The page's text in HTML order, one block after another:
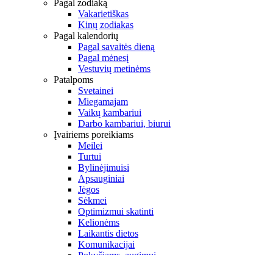
Pagal zodiaką
Vakarietiškas
Kinų zodiakas
Pagal kalendorių
Pagal savaitės dieną
Pagal mėnesį
Vestuvių metinėms
Patalpoms
Svetainei
Miegamajam
Vaikų kambariui
Darbo kambariui, biurui
Įvairiems poreikiams
Meilei
Turtui
Bylinėjimuisi
Apsauginiai
Jėgos
Sėkmei
Optimizmui skatinti
Kelionėms
Laikantis dietos
Komunikacijai